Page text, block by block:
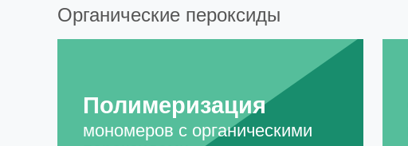
Органические пероксиды
Полимеризация
мономеров с органическими